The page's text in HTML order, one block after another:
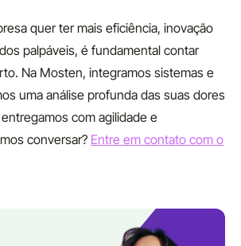
quer ter mais eficiência, inovação
palpáveis, é fundamental contar
Na Mosten, integramos sistemas e
uma análise profunda das suas dores
com agilidade e
conversar? Entre em contato com o